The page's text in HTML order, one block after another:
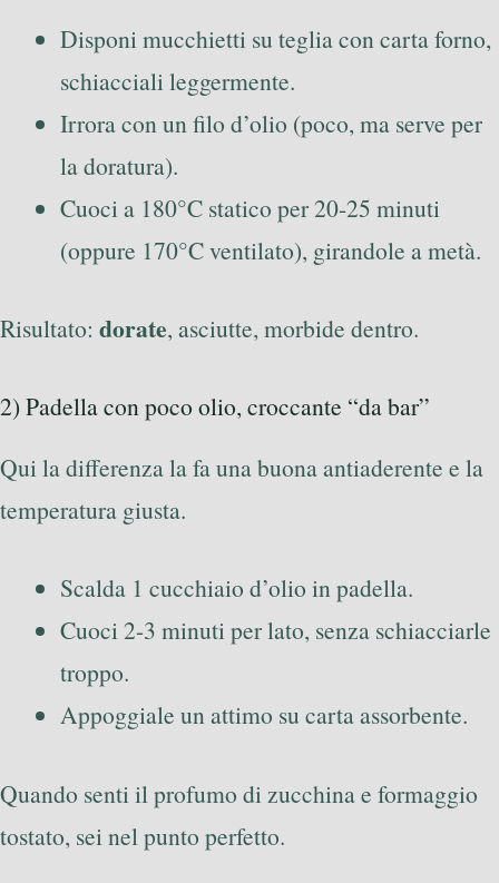
Disponi mucchietti su teglia con carta forno,
schiacciali leggermente.
Irrora con un filo d’olio (poco, ma serve per
la doratura).
Cuoci a 180°C statico per 20-25 minuti
(oppure 170°C ventilato), girandole a metà.
Risultato: dorate, asciutte, morbide dentro.
2) Padella con poco olio, croccante “da bar”
Qui la differenza la fa una buona antiaderente e la
temperatura giusta.
Scalda 1 cucchiaio d’olio in padella.
Cuoci 2-3 minuti per lato, senza schiacciarle
troppo.
Appoggiale un attimo su carta assorbente.
Quando senti il profumo di zucchina e formaggio
tostato, sei nel punto perfetto.